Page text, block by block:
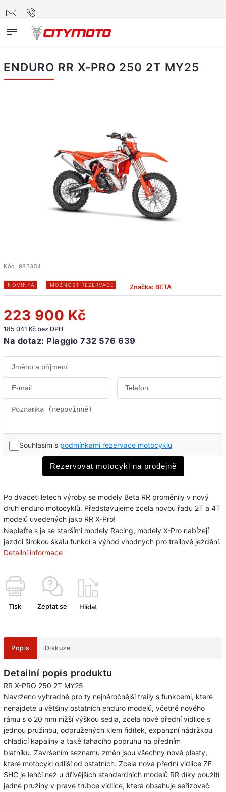
ENDURO RR X-PRO 250 2T MY25
Kód: 983354
NOVINKA MOŽNOST REZERVACE Značka: BETA
223 900 Kč
185 041 Kč bez DPH
Na dotaz: Piaggio 732 576 639
Souhlasím s podmínkami rezervace motocyklu
Rezervovat motocykl na prodejně
Po dvaceti letech výroby se modely Beta RR proměnily v nový
druh enduro motocyklů. Představujeme zcela novou řadu 2T a 4T
modelů uvedených jako RR X-Pro!
Nepleťte s je se staršími modely Racing, modely X-Pro nabízejí
jezdci širokou škálu funkcí a výhod vhodných pro trailové ježdění.
Detailní informace
Tisk Zeptat se Hlídat
Popis Diskuze
Detailní popis produktu
RR X-PRO 250 2T MY25
Navrženo výhradně pro ty nejnáročnější traily s funkcemi, které
nenajdete u většiny ostatních enduro modelů, včetně nového
rámu s o 20 mm nižší výškou sedla, zcela nové přední vidlice s
jednou pružinou, odpružených klem řidítek, expanzní nádržkou
chladicí kapaliny a také tahacího popruhu na předním
blatníku. Završením seznamu změn jsou všechny nové plasty,
které motocykl odliší od ostatních. Zcela nová přední vidlice ZF
SHC je lehčí než u dřívějších standardních modelů RR díky použití
jedné pružiny v pravé trubce vidlice, která obsahuje seřizovač